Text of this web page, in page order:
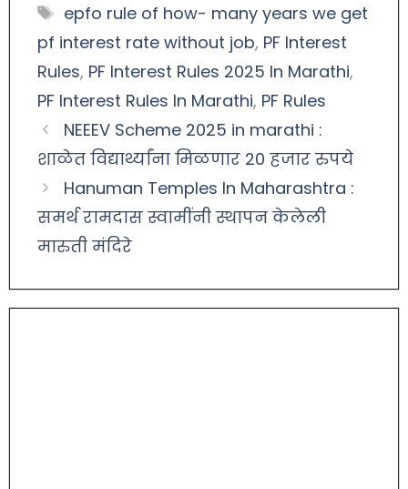
epfo rule of how- many years we get
pf interest rate without job, PF Interest
Rules, PF Interest Rules 2025 In Marathi,
PF Interest Rules In Marathi, PF Rules
NEEEV Scheme 2025 in marathi :
शाळेत विद्यार्थ्यांना मिळणार 20 हजार रुपये
Hanuman Temples In Maharashtra :
समर्थ रामदास स्वामींनी स्थापन केलेली
मारुती मंदिरे